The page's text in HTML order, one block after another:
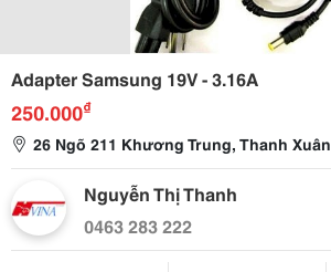
Adapter Samsung 19V - 3.16A
250.000₫
26 Ngõ 211 Khương Trung, Thanh Xuân
Nguyễn Thị Thanh
0463 283 222